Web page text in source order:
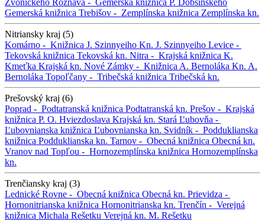
Gemerská knižnica Trebišov - Zemplínska knižnica Zemplínska kn.
Nitriansky kraj (5)
Komárno - Knižnica J. Szinnyeiho Kn. J. Szinnyeiho Levice -
Tekovská knižnica Tekovská kn. Nitra - Krajská knižnica K.
Kmeťka Krajská kn. Nové Zámky - Knižnica A. Bernoláka Kn. A.
Bernoláka Topoľčany - Tribečská knižnica Tribečská kn.
Prešovský kraj (6)
Poprad - Podtatranská knižnica Podtatranská kn. Prešov - Krajská
knižnica P. O. Hviezdoslava Krajská kn. Stará Ľubovňa -
Ľubovnianska knižnica Ľubovnianska kn. Svidník - Podduklianska
knižnica Podduklianska kn. Tarnov - Obecná knižnica Obecná kn.
Vranov nad Topľou - Hornozemplínska knižnica Hornozemplínska
kn.
Trenčiansky kraj (3)
Lednické Rovne - Obecná knižnica Obecná kn. Prievidza -
Hornonitrianska knižnica Hornonitrianska kn. Trenčín - Verejná
knižnica Michala Rešetku Verejná kn. M. Rešetku